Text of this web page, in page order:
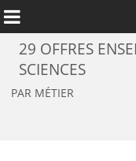
29 OFFRES
SCIENCES
PAR MÉTIER